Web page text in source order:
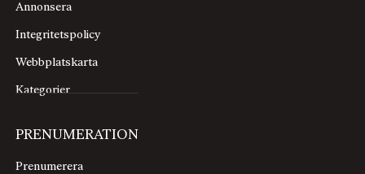
Annonsera
Integritetspolicy
Webbplatskarta
Kategorier
PRENUMERATION
Prenumerera